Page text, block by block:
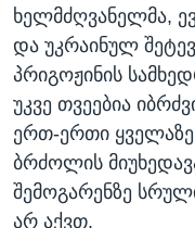
ხელმძღვანელმა,
და უკრაინულ
პრიგოჟინის
უკვე თვეებია
ერთ-ერთი ყველაზე
ბრძოლის
შემოგარენზე
არ აქვთ.